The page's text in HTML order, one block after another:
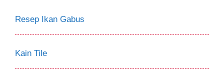
Resep Ikan Gabus
Kain Tile